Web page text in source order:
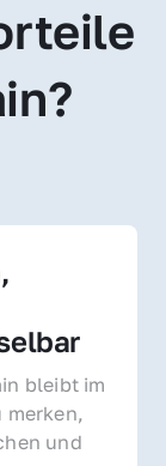
bleibt im
merken,
und